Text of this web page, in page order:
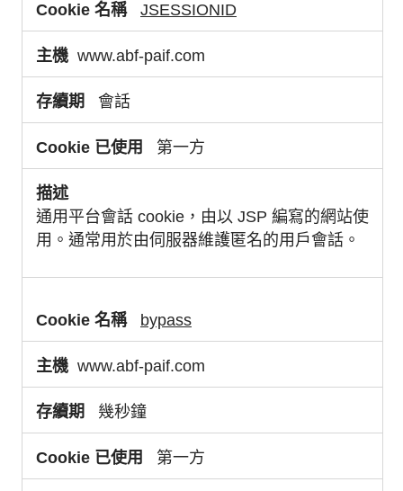
JSESSIONID
www.abf-paif.com
會話
第一方
通用平台會話 cookie，由以 JSP 編寫的網站使
用。通常用於由伺服器維護匿名的用戶會話。
bypass
www.abf-paif.com
幾秒鐘
第一方